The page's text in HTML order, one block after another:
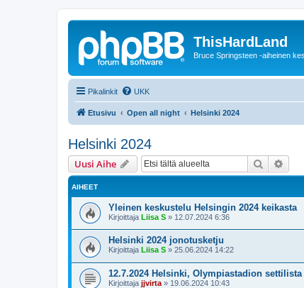
ThisHardLand
Bruce Springsteen -aiheinen
Pikalinkit UKK
Etusivu Open all night Helsinki 2024
Helsinki 2024
Uusi Aihe Etsi
AIHEET
Yleinen keskustelu Helsingin 2024 keikasta
Kirjoittaja Liisa S » 12.07.2024 6:36
Helsinki 2024 jonotusketju
Kirjoittaja Liisa S » 25.06.2024 14:22
12.7.2024 Helsinki, Olympiastadion settilista
Kirjoittaja jjvirta » 19.06.2024 10:43